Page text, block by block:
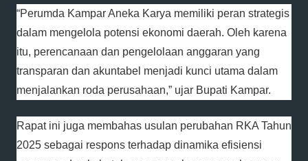
“Perumda Kampar Aneka Karya memiliki peran strategis
dalam mengelola potensi ekonomi daerah. Oleh karena
itu, perencanaan dan pengelolaan anggaran yang
transparan dan akuntabel menjadi kunci utama dalam
menjalankan roda perusahaan,” ujar Bupati Kampar.
Rapat ini juga membahas usulan perubahan RKA Tahun
2025 sebagai respons terhadap dinamika efisiensi